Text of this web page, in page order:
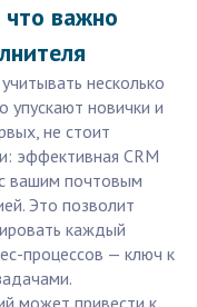
что важно
несколько
упускают новички и
не стоит
эффективная CRM
вашим почтовым
Это позволит
каждый
процессов — ключ к